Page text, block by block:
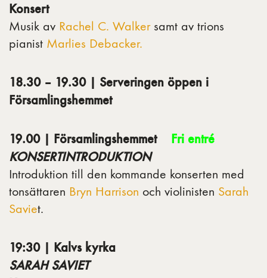
Konsert
Musik av Rachel C. Walkersamt av trions
pianist Marlies Debacker.
18.30 – 19.30 | Serveringen öppen i
Församlingshemmet
19.00 | Församlingshemmet Fri entré
KONSERTINTRODUKTION
Introduktion till den kommande konserten med
tonsättaren Bryn Harrison och violinisten Sarah
Saviet.
19:30 | Kalvs kyrka
SARAH SAVIET